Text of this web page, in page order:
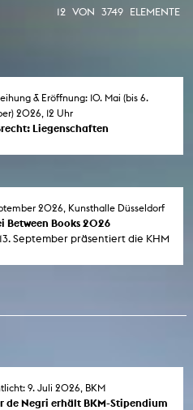
12 VON 3749 ELEMENTE
& Eröffnung: 10. Mai (bis 6.
2026, 12 Uhr
Liegenschaften
des KHM-Förderpreises für
(FLINTA*) 2026 zeigt neue
im Rahmen der Morsbroicher
zum Jubiläum von 75
Morsbroich. Die
läuft bis 6. September
2026, Kunsthalle Düsseldorf
Between Books 2026
13. September präsentiert die KHM
Düsseldorf eine Auswahl an
aus dem Bereich
9. Juli 2026, BKM
de Negri erhält BKM-Stipendium